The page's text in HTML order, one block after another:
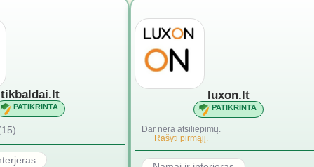
tikbaldai.lt
PATIKRINTA
luxon.lt
PATIKRINTA
Dar nėra atsiliepimų.
Rašyti pirmąjį.